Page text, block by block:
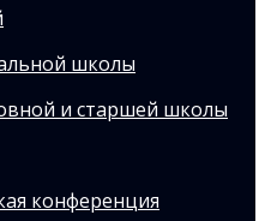
школы
и старшей школы
конференция